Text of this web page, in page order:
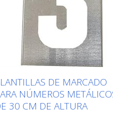
DE MARCADO
NÚMEROS
30 CM DE ALTURA